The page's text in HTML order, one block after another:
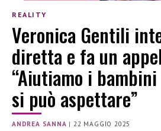
REALITY
Veronica Gentili
diretta e fa un
“Aiutiamo i bambini
si può aspettare”
ANDREA SANNA |22 MAGGIO 2025